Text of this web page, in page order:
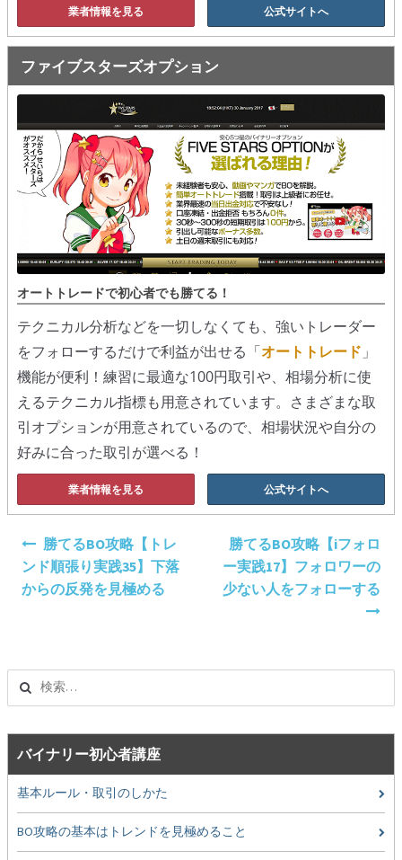
業者情報を見る 公式サイトへ
ファイブスターズオプション
オートトレードで初心者でも勝てる！
テクニカル分析などを一切しなくても、強いトレーダー
をフォローするだけで利益が出せる「オートトレード 」
機能が便利！練習に最適な100円取引や、相場分析に使
えるテクニカル指標も用意されています。さまざまな取
引オプションが用意されているので、相場状況や自分の
好みに合った取引が選べる！
業者情報を見る 公式サイトへ
ビ
ョ
ン
勝てるBO攻略【トレ
ンド順張り実践35】下落
からの反発を見極める
勝てるBO攻略【iフォロ
ー実践17】フォロワーの
少ない人をフォローする
バイナリー初心者講座
基本ルール・取引のしかた
BO攻略の基本はトレンドを見極めること